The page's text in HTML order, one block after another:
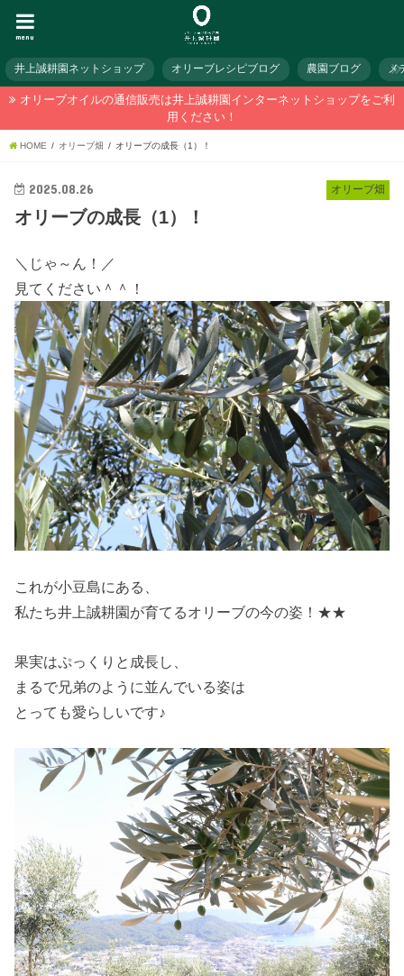
menu
井上誠耕園ネットショップ オリーブレシピブログ 農園ブログ メ
オリーブオイルの通信販売は井上誠耕園インターネットショップをご利
用ください！
HOME オリーブ畑 オリーブの成長（1）！
オリーブ畑
2025.08.26
オリーブの成長（1）！
＼じゃ～ん！／
見てください＾＾！
これが小豆島にある、
私たち井上誠耕園が育てるオリーブの今の姿！★★
果実はぷっくりと成長し、
まるで兄弟のように並んでいる姿は
とっても愛らしいです♪